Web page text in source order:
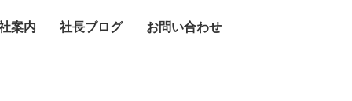
案内 社長ブログ お問い合わせ